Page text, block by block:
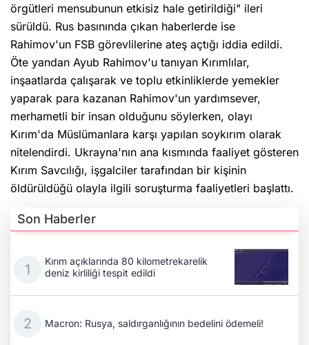
örgütleri mensubunun etkisiz hale getirildiği" ileri
sürüldü. Rus basınında çıkan haberlerde ise
Rahimov'un FSB görevlilerine ateş açtığı iddia edildi.
Öte yandan Ayub Rahimov'u tanıyan Kırımlılar,
inşaatlarda çalışarak ve toplu etkinliklerde yemekler
yaparak para kazanan Rahimov'un yardımsever,
merhametli bir insan olduğunu söylerken, olayı
Kırım'da Müslümanlara karşı yapılan soykırım olarak
nitelendirdi. Ukrayna'nın ana kısmında faaliyet gösteren
Kırım Savcılığı, işgalciler tarafından bir kişinin
öldürüldüğü olayla ilgili soruşturma faaliyetleri başlattı.
Son Haberler
Kırım açıklarında 80 kilometrekarelik
deniz kirliliği tespit edildi
Macron: Rusya, saldırganlığının bedelini ödemeli!